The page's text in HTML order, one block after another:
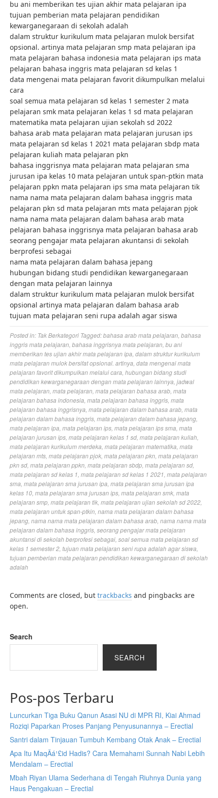
bu ani memberikan tes ujian akhir mata pelajaran ipa
tujuan pemberian mata pelajaran pendidikan
kewarganegaraan di sekolah adalah
dalam struktur kurikulum mata pelajaran mulok bersifat
opsional. artinya mata pelajaran smp mata pelajaran ipa
mata pelajaran bahasa indonesia mata pelajaran ips mata
pelajaran bahasa inggris mata pelajaran sd kelas 1
data mengenai mata pelajaran favorit dikumpulkan melalui
cara
soal semua mata pelajaran sd kelas 1 semester 2 mata
pelajaran smk mata pelajaran kelas 1 sd mata pelajaran
matematika mata pelajaran ujian sekolah sd 2022
bahasa arab mata pelajaran mata pelajaran jurusan ips
mata pelajaran sd kelas 1 2021 mata pelajaran sbdp mata
pelajaran kuliah mata pelajaran pkn
bahasa inggrisnya mata pelajaran mata pelajaran sma
jurusan ipa kelas 10 mata pelajaran untuk span-ptkin mata
pelajaran ppkn mata pelajaran ips sma mata pelajaran tik
nama nama mata pelajaran dalam bahasa inggris mata
pelajaran pkn sd mata pelajaran mts mata pelajaran pjok
nama nama mata pelajaran dalam bahasa arab mata
pelajaran bahasa inggrisnya mata pelajaran bahasa arab
seorang pengajar mata pelajaran akuntansi di sekolah
berprofesi sebagai
nama mata pelajaran dalam bahasa jepang
hubungan bidang studi pendidikan kewarganegaraan
dengan mata pelajaran lainnya
dalam struktur kurikulum mata pelajaran mulok bersifat
opsional artinya mata pelajaran dalam bahasa arab
tujuan mata pelajaran seni rupa adalah agar siswa
Posted in: Tak Berkategori Tagged:bahasa arab mata pelajaran bahasa
inggris mata pelajaran bahasa inggrisnya mata pelajaran bu ani
memberikan tes ujian akhir mata pelajaran ipa dalam struktur kurikulum
mata pelajaran mulok bersifat opsional. artinya data mengenai mata
pelajaran favorit dikumpulkan melalui cara hubungan bidang studi
pendidikan kewarganegaraan dengan mata pelajaran lainnya jadwal
mata pelajaran mata pelajaran mata pelajaran bahasa arab mata
pelajaran bahasa indonesia mata pelajaran bahasa inggris mata
pelajaran bahasa inggrisnya mata pelajaran dalam bahasa arab mata
pelajaran dalam bahasa inggris mata pelajaran dalam bahasa jepang
mata pelajaran ipa mata pelajaran ips mata pelajaran ips sma mata
pelajaran jurusan ips mata pelajaran kelas 1 sd mata pelajaran kuliah
mata pelajaran kurikulum merdeka mata pelajaran matematika mata
pelajaran mts mata pelajaran pjok mata pelajaran pkn mata pelajaran
pkn sd mata pelajaran ppkn mata pelajaran sbdp mata pelajaran sd
mata pelajaran sd kelas 1 mata pelajaran sd kelas 1 2021 mata pelajaran
sma mata pelajaran sma jurusan ipa mata pelajaran sma jurusan ipa
kelas 10 mata pelajaran sma jurusan ips mata pelajaran smk mata
pelajaran smp mata pelajaran tik mata pelajaran ujian sekolah sd 2022
mata pelajaran untuk span-ptkin nama mata pelajaran dalam bahasa
jepang nama nama mata pelajaran dalam bahasa arab nama nama mata
pelajaran dalam bahasa inggris seorang pengajar mata pelajaran
akuntansi di sekolah berprofesi sebagai soal semua mata pelajaran sd
kelas 1 semester 2 tujuan mata pelajaran seni rupa adalah agar siswa
tujuan pemberian mata pelajaran pendidikan kewarganegaraan di sekolah
adalah
Comments are closed, but trackbacks and pingbacks are
open.
Search
SEARCH
Pos-pos Terbaru
Luncurkan Tiga Buku Qanun Asasi NU di MPR RI, Kiai Ahmad
Roziqi Paparkan Proses Panjang Penyusunannya – Erectial
Santri dalam Tinjauan Tumbuh Kembang Otak Anak – Erectial
Apa Itu MaqÄá¹£id Hadis? Cara Memahami Sunnah Nabi Lebih
Mendalam – Erectial
Mbah Riyan Ulama Sederhana di Tengah Riuhnya Dunia yang
Haus Pengakuan – Erectial